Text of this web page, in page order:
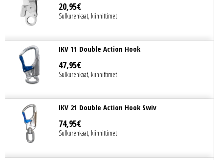
20,95€
Sulkurenkaat, kiinnittimet
IKV 11 Double Action Hook
47,95€
Sulkurenkaat, kiinnittimet
IKV 21 Double Action Hook Swiv
74,95€
Sulkurenkaat, kiinnittimet